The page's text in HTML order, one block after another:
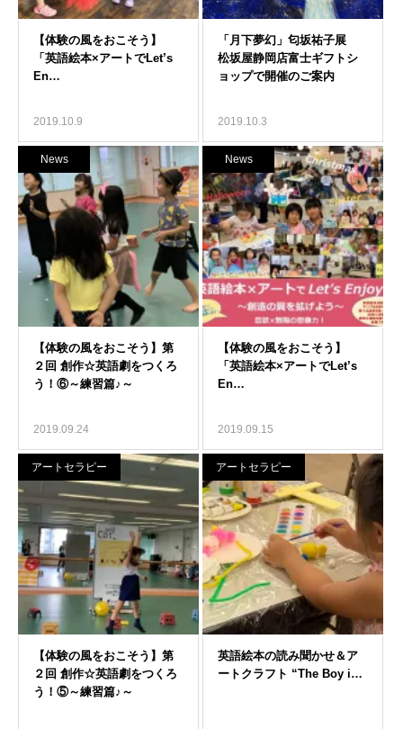
2019.10.9 2019.10.3
News
2019.09.24
News
2019.09.15
アートセラピー アートセラピー